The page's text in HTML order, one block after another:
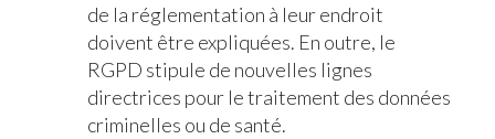
de la réglementation à leur endroit
doivent être expliquées. En outre, le
RGPD stipule de nouvelles lignes
directrices pour le traitement des données
criminelles ou de santé.